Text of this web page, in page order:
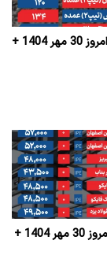
قیمت سیمان امروز 30 مهر 1404 +
قیمت تیرآهن امروز 30 مهر 1404 +